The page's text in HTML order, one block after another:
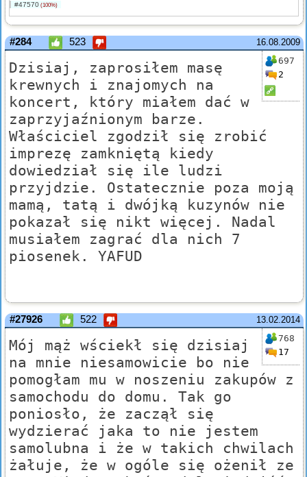
#47570 (100%)
16.08.2009
#284 523
697
2
Dzisiaj, zaprosiłem masę
krewnych i znajomych na
koncert, który miałem dać w
zaprzyjaźnionym barze.
Właściciel zgodził się zrobić
imprezę zamkniętą kiedy
dowiedział się ile ludzi
przyjdzie. Ostatecznie poza moją
mamą, tatą i dwójką kuzynów nie
pokazał się nikt więcej. Nadal
musiałem zagrać dla nich 7
piosenek. YAFUD
13.02.2014
#27926 522
768
17
Mój mąż wściekł się dzisiaj
na mnie niesamowicie bo nie
pomogłam mu w noszeniu zakupów z
samochodu do domu. Tak go
poniosło, że zaczął się
wydzierać jaka to nie jestem
samolubna i że w takich chwilach
żałuje, że w ogóle się ożenił ze